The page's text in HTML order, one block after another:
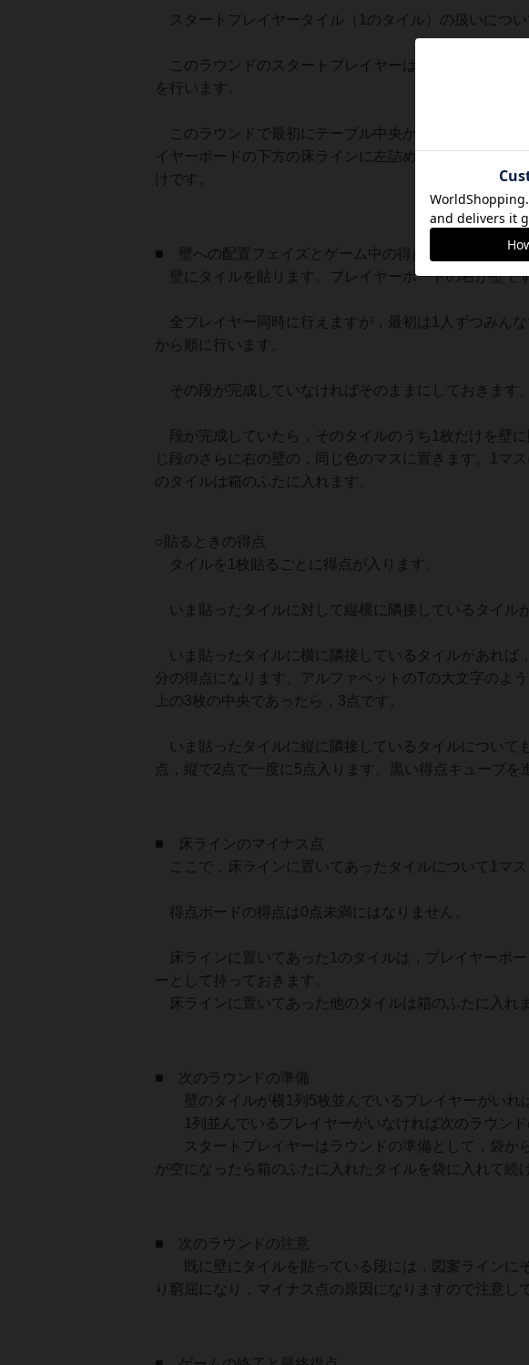
スタートプレイヤータイル（1のタイル）の扱いについ
このラウンドのスタートプレイヤーは，最初の手番の
を行います。
このラウンドで最初にテーブル中央から取るプレイヤ
イヤーボードの下方の床ラインに左詰めで置きます。
けです。
■ 壁への配置フェイズとゲーム中の得点
壁にタイルを貼ります。プレイヤーボードの右が壁で
全プレイヤー同時に行えますが，最初は1人ずつみん
から順に行います。
その段が完成していなければそのままにしておきます。
段が完成していたら，そのタイルのうち1枚だけを壁
じ段のさらに右の壁の，同じ色のマスに置きます。1マ
のタイルは箱のふたに入れます。
○貼るときの得点
タイルを1枚貼るごとに得点が入ります。
いま貼ったタイルに対して縦横に隣接しているタイル
いま貼ったタイルに横に隣接しているタイルがあれば
分の得点になります。アルファベットのTの大文字のよ
上の3枚の中央であったら，3点です。
いま貼ったタイルに縦に隣接しているタイルについて
点，縦で2点で一度に5点入ります。黒い得点キューブを
■ 床ラインのマイナス点
ここで，床ラインに置いてあったタイルについて1マス
得点ボードの得点は0点未満にはなりません。
床ラインに置いてあった1のタイルは，プレイヤーボ
ーとして持っておきます。
床ラインに置いてあった他のタイルは箱のふたに入れま
■ 次のラウンドの準備
壁のタイルが横1列5枚並んでいるプレイヤーがいれ
1列並んでいるプレイヤーがいなければ次のラウンド
スタートプレイヤーはラウンドの準備として，袋か
が空になったら箱のふたに入れたタイルを袋に入れて続
■ 次のラウンドの注意
既に壁にタイルを貼っている段には，図案ラインに
り窮屈になり，マイナス点の原因になりますので注意し